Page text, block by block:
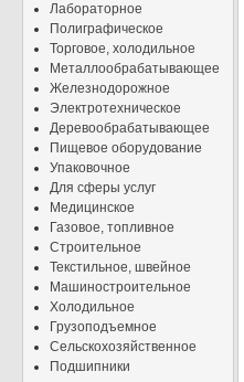
Лабораторное
Полиграфическое
Торговое, холодильное
Металлообрабатывающее
Железнодорожное
Электротехническое
Деревообрабатывающее
Пищевое оборудование
Упаковочное
Для сферы услуг
Медицинское
Газовое, топливное
Строительное
Текстильное, швейное
Машиностроительное
Холодильное
Грузоподъемное
Сельскохозяйственное
Подшипники